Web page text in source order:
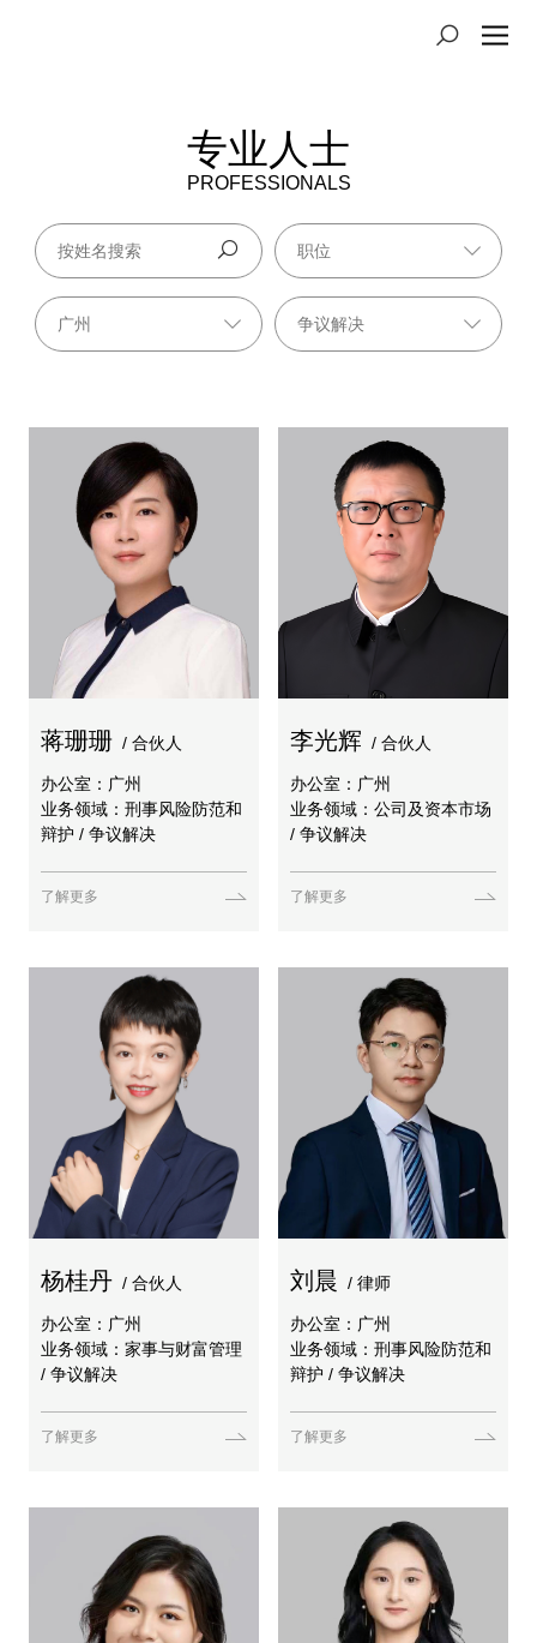
专业人士
PROFESSIONALS
蒋珊珊 / 合伙人
办公室：广州
业务领域：刑事风险防范和
辩护 / 争议解决
了解更多
李光辉 / 合伙人
办公室：广州
业务领域：公司及资本市场
/ 争议解决
了解更多
杨桂丹 / 合伙人
办公室：广州
业务领域：家事与财富管理
/ 争议解决
了解更多
刘晨 / 律师
办公室：广州
业务领域：刑事风险防范和
辩护 / 争议解决
了解更多